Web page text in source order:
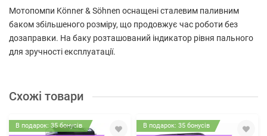
Мотопомпи Könner & Söhnen оснащені сталевим паливним
баком збільшеного розміру, що продовжує час роботи без
дозаправки. На баку розташований індикатор рівня пального
для зручності експлуатації.
Схожі товари
В подарок: 35 бонусів
В подарок: 35 бонусів